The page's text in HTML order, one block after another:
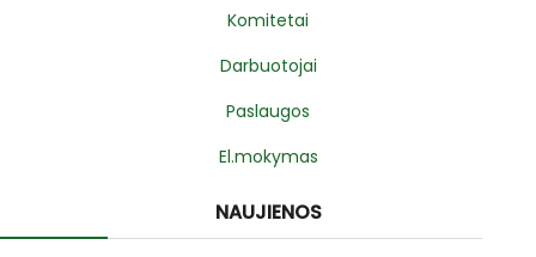
Komitetai
Darbuotojai
Paslaugos
El.mokymas
NAUJIENOS